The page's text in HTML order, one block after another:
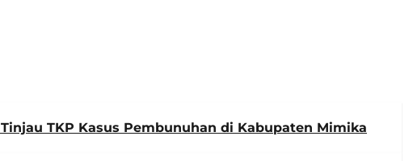
TKP Kasus Pembunuhan di Kabupaten Mimika